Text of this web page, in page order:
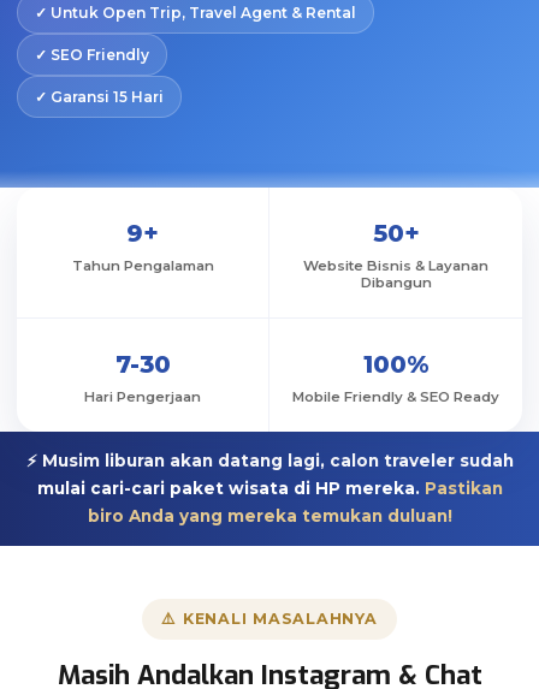
✓ Untuk Open Trip, Travel Agent & Rental
✓ SEO Friendly
✓ Garansi 15 Hari
9+
Tahun Pengalaman
50+
Website Bisnis & Layanan
Dibangun
7-30
Hari Pengerjaan
100%
Mobile Friendly & SEO Ready
⚡ Musim liburan akan datang lagi, calon traveler sudah
mulai cari-cari paket wisata di HP mereka. Pastikan
biro Anda yang mereka temukan duluan!
⚠️ KENALI MASALAHNYA
Masih Andalkan Instagram & Chat